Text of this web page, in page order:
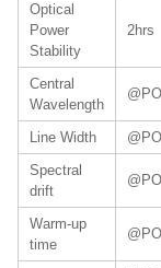
Optical
Power
Stability
2hrs
Central
Wavelength
@PO
Line Width @PO
Spectral
drift
@PO
Warm-up
time
@PO